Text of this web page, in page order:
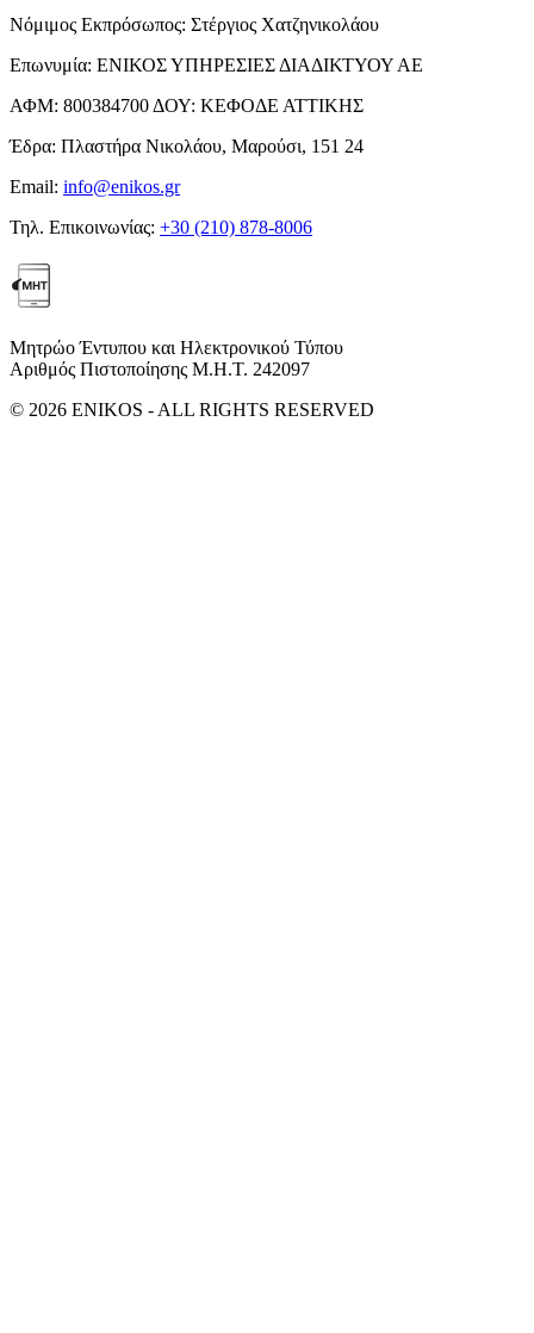
Νόμιμος Εκπρόσωπος: Στέργιος Χατζηνικολάου
Επωνυμία: ΕΝΙΚΟΣ ΥΠΗΡΕΣΙΕΣ ΔΙΑΔΙΚΤΥΟΥ ΑΕ
ΑΦΜ: 800384700ΔΟΥ: ΚΕΦΟΔΕ ΑΤΤΙΚΗΣ
Έδρα: Πλαστήρα Νικολάου, Μαρούσι, 151 24
Email: info@enikos.gr
Τηλ. Επικοινωνίας: +30 (210) 878-8006
Μητρώο Έντυπου και Ηλεκτρονικού Τύπου
Αριθμός Πιστοποίησης Μ.Η.Τ. 242097
© 2026 ENIKOS - ALL RIGHTS RESERVED